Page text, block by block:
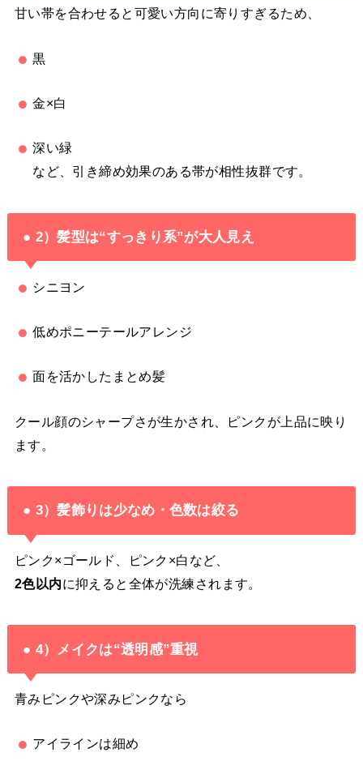
甘い帯を合わせると可愛い方向に寄りすぎるため、
黒
金×白
深い緑
など、引き締め効果のある帯が相性抜群です。
● 2）髪型は“すっきり系”が大人見え
シニヨン
低めポニーテールアレンジ
面を活かしたまとめ髪
クール顔のシャープさが生かされ、ピンクが上品に映り
ます。
● 3）髪飾りは少なめ・色数は絞る
ピンク×ゴールド、ピンク×白など、
2色以内に抑えると全体が洗練されます。
● 4）メイクは“透明感”重視
青みピンクや深みピンクなら
アイラインは細め